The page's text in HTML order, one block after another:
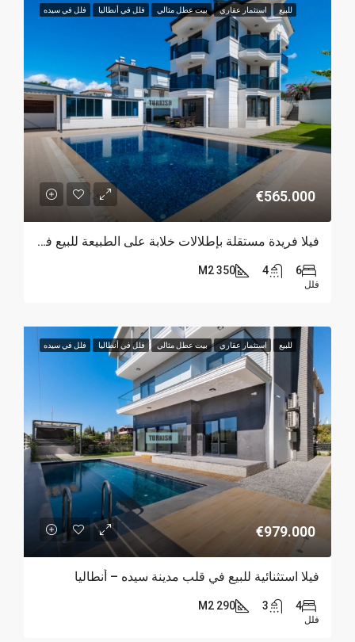
للبيع استثمار عقاري بيت عطل مثالي فلل في أنطاليا فلل في سيده
€565.000
فيلا فريدة مستقلة بإطلالات خلابة على الطبيعة للبيع في سيده
6
4
350 M2
فلل
للبيع استثمار عقاري بيت عطل مثالي فلل في أنطاليا فلل في سيده
€979.000
فيلا استثنائية للبيع في قلب مدينة سيده – أنطاليا
4
3
290 M2
فلل